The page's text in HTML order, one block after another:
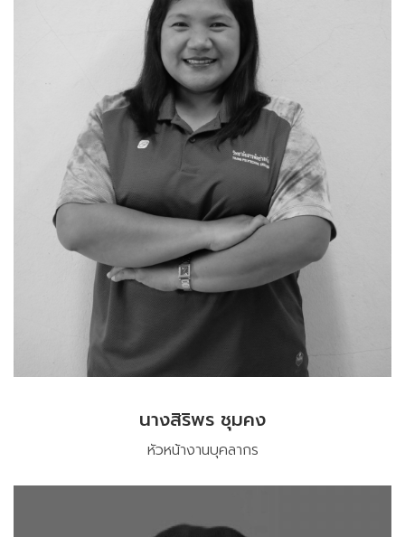
นางสิริพร ชุมคง
หัวหน้างานบุคลากร